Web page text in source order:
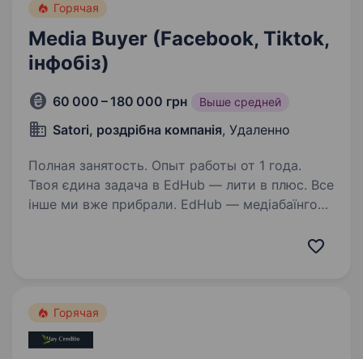
Горячая
Media Buyer (Facebook, Tiktok,
інфобіз)
60 000 – 180 000 грн Выше средней
Satori, роздрібна компанія, Удаленно
Полная занятость. Опыт работы от 1 года.
Твоя єдина задача в EdHub — лити в плюс. Все
інше ми вже прибрали. EdHub — медіабаїнгова
Горячая